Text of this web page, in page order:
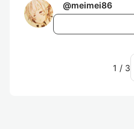
@meimei86
1 / 3